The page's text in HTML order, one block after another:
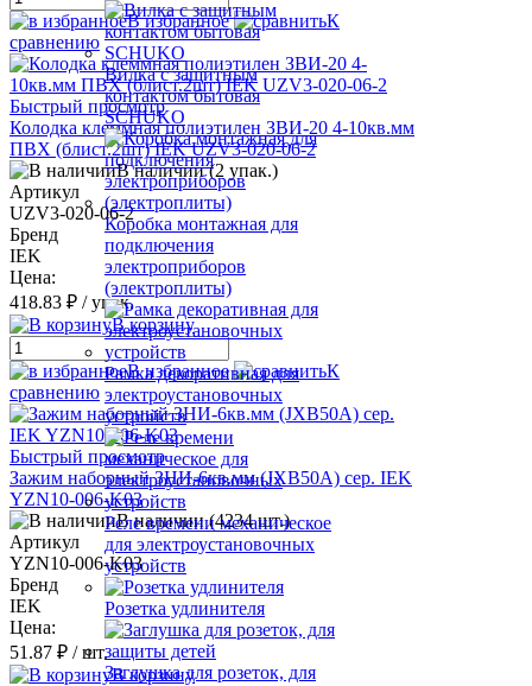
Вилка с защитным
контактом бытовая
SCHUKO
Коробка монтажная для
подключения
электроприборов
(электроплиты)
Рамка декоративная для
электроустановочных
устройств
Реле времени механическое
для электроустановочных
устройств
Розетка удлинителя
Заглушка для розеток, для
В избранное
К
сравнению
Быстрый просмотр
Колодка клеммная полиэтилен ЗВИ-20 4-10кв.мм
ПВХ (блист.2шт) IEK UZV3-020-06-2
В наличии (2 упак.)
Артикул
UZV3-020-06-2
Бренд
IEK
Цена:
418.83 ₽ / упак.
В корзину
В избранное
К
сравнению
Быстрый просмотр
Зажим наборный ЗНИ-6кв.мм (JXB50A) сер. IEK
YZN10-006-K03
В наличии (4234 шт.)
Артикул
YZN10-006-K03
Бренд
IEK
Цена:
51.87 ₽ / шт.
В корзину